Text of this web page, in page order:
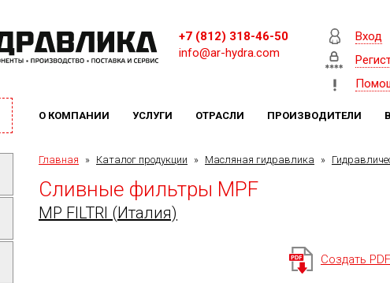
+7 (812) 318-46-50
info@ar-hydra.com
Вход
О КОМПАНИИ УСЛУГИ ОТРАСЛИ ПРОИЗВОДИТЕЛИ
Главная » Каталог продукции » Масляная гидравлика »
Сливные фильтры MPF
MP FILTRI (Италия)
Создать PDF